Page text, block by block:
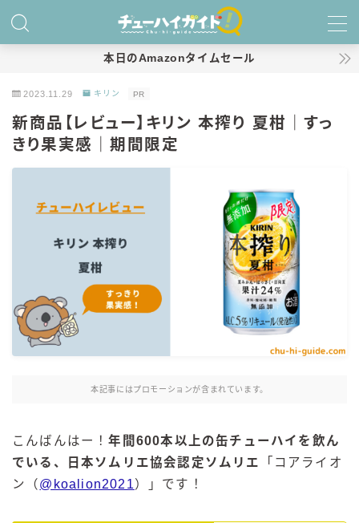
特集！
氷結
氷結 無糖
氷結 ストロング
麒麟特製サワー
スミノフ セルツァー
サントリー
本日のAmazonタイムセール
2023.11.29 キリン PR
新商品【レビュー】キリン 本搾り 夏柑｜すっ
きり果実感｜期間限定
本記事にはプロモーションが含まれています。
こんばんはー！年間600本以上の缶チューハイを飲ん
でいる、日本ソムリエ協会認定ソムリエ
「コアライオ
ン（ @koalion2021）」です！